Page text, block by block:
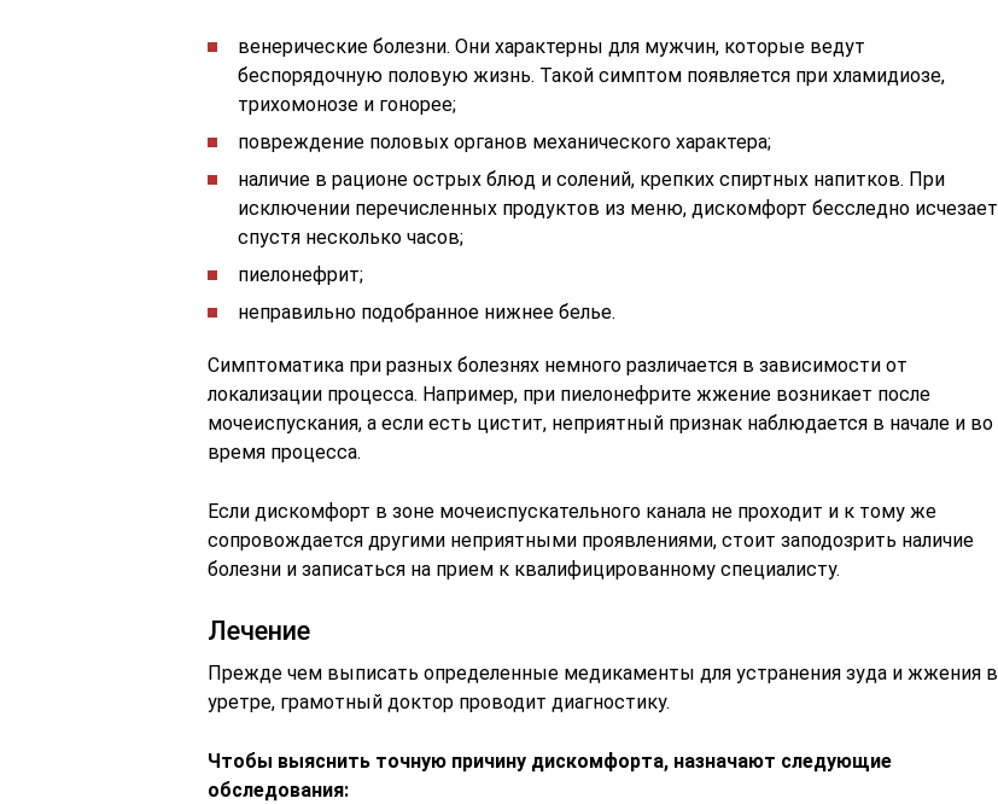
венерические болезни. Они характерны для мужчин, которые ведут
беспорядочную половую жизнь. Такой симптом появляется при хламидиозе,
трихомонозе и гонорее;
повреждение половых органов механического характера;
наличие в рационе острых блюд и солений, крепких спиртных напитков. При
исключении перечисленных продуктов из меню, дискомфорт бесследно исчезает
спустя несколько часов;
пиелонефрит;
неправильно подобранное нижнее белье.
Симптоматика при разных болезнях немного различается в зависимости от
локализации процесса. Например, при пиелонефрите жжение возникает после
мочеиспускания, а если есть цистит, неприятный признак наблюдается в начале и во
время процесса.
Если дискомфорт в зоне мочеиспускательного канала не проходит и к тому же
сопровождается другими неприятными проявлениями, стоит заподозрить наличие
болезни и записаться на прием к квалифицированному специалисту.
Лечение
Прежде чем выписать определенные медикаменты для устранения зуда и жжения в
уретре, грамотный доктор проводит диагностику.
Чтобы выяснить точную причину дискомфорта, назначают следующие
обследования: